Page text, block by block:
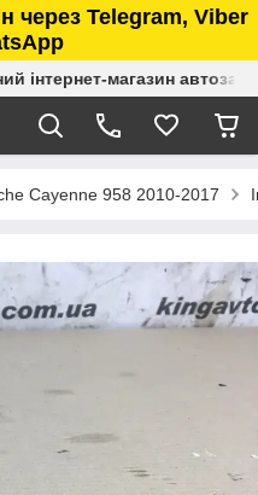
через Telegram, Viber
інтернет-магазин
Cayenne 958 2010-2017